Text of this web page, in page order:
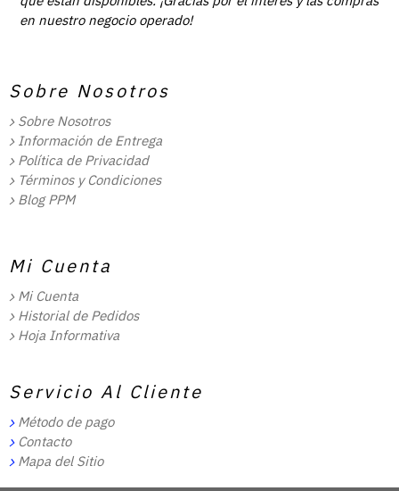
en nuestro negocio operado!
Sobre Nosotros
Sobre Nosotros
Información de Entrega
Política de Privacidad
Términos y Condiciones
Blog PPM
Mi Cuenta
Mi Cuenta
Historial de Pedidos
Hoja Informativa
Servicio Al Cliente
Método de pago
Contacto
Mapa del Sitio